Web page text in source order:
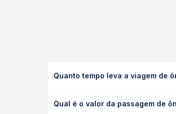
Quanto tempo leva a viagem de
leito) e as condições de tráfego.
Qual é o valor da passagem de